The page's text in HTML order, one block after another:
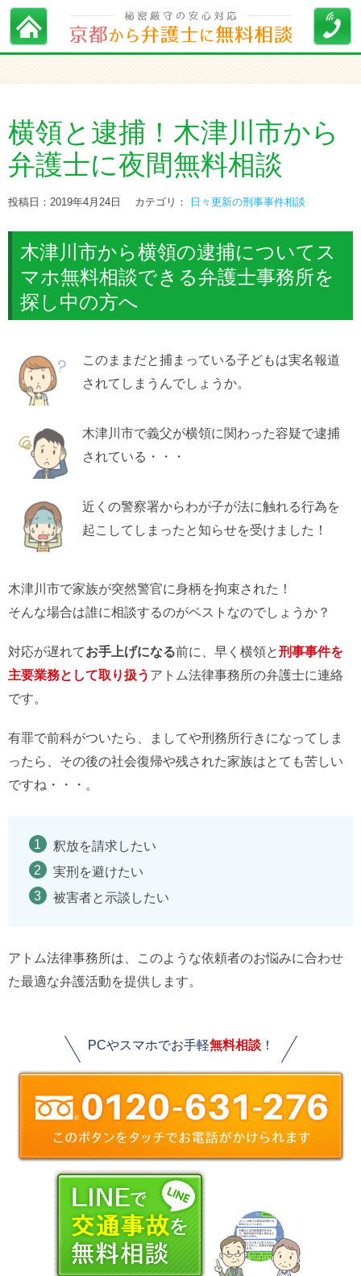
横領と逮捕！木津川市から
弁護士に夜間無料相談
投稿日：2019年4月24日 カテゴリ： 日々更新の刑事事件相談
木津川市から横領の逮捕についてス
マホ無料相談できる弁護士事務所を
探し中の方へ
このままだと捕まっている子どもは実名報道
されてしまうんでしょうか。
木津川市で義父が横領に関わった容疑で逮捕
されている・・・
近くの警察署からわが子が法に触れる行為を
起こしてしまったと知らせを受けました！
木津川市で家族が突然警官に身柄を拘束された！
そんな場合は誰に相談するのがベストなのでしょうか？
対応が遅れてお手上げになる前に、早く横領と刑事事件を
主要業務として取り扱う アトム法律事務所の弁護士に連絡
です。
有罪で前科がついたら、ましてや刑務所行きになってしま
ったら、その後の社会復帰や残された家族はとても苦しい
ですね・・・。
釈放を請求したい
実刑を避けたい
被害者と示談したい
アトム法律事務所は、このような依頼者のお悩みに合わせ
た最適な弁護活動を提供します。
PCやスマホでお手軽無料相談！